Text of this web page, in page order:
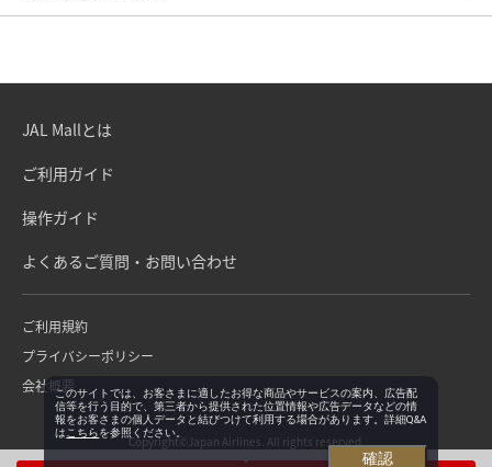
JAL Mallとは
ご利用ガイド
操作ガイド
よくあるご質問・お問い合わせ
ご利用規約
プライバシーポリシー
会社概要
Copyright©Japan Airlines. All rights reserved.
このサイトでは、お客さまに適したお得な商品やサービスの案内、広告配
信等を行う目的で、第三者から提供された位置情報や広告データなどの情
報をお客さまの個人データと結びつけて利用する場合があります。詳細Q&A
は こちらを参照ください。
確認